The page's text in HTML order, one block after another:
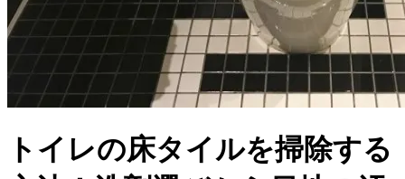
トイレの床タイルを掃除する